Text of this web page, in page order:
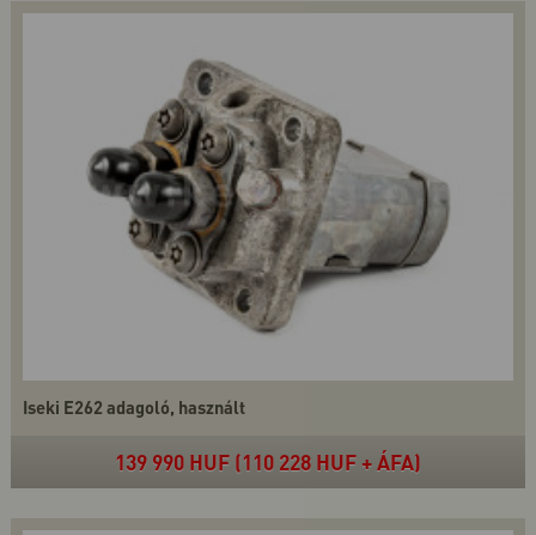
Iseki E262 adagoló, használt
139 990 HUF (110 228 HUF + ÁFA)